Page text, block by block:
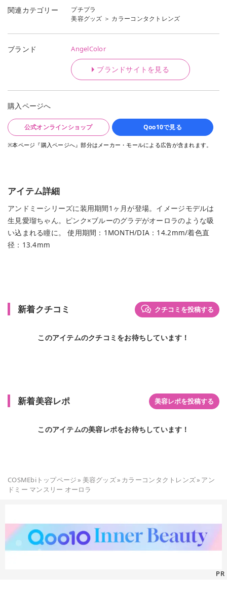
関連カテゴリー
プチプラ
美容グッズ ＞ カラーコンタクトレンズ
ブランド AngelColor
ブランドサイトを見る
購入ページへ
公式オンラインショップ Qoo10で見る
※本ページ『購入ページへ』部分はメーカー・モールによる広告が含まれます。
アイテム詳細
アンドミーシリーズに装用期間1ヶ月が登場。イメージモデルは
生見愛瑠ちゃん。ピンク×ブルーのグラデがオーロラのような吸
い込まれる瞳に。 使用期間：1MONTH/DIA：14.2mm/着色直
径：13.4mm
新着クチコミ クチコミを投稿する
このアイテムのクチコミをお待ちしています！
新着美容レポ 美容レポを投稿する
このアイテムの美容レポをお待ちしています！
COSMEbiトップページ» 美容グッズ» カラーコンタクトレンズ» アン
ドミー マンスリー オーロラ
PR